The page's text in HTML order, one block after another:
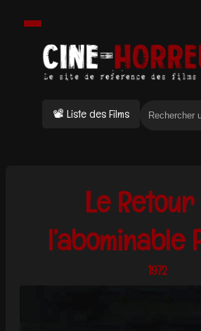
📽 Liste des Films
Le
l’abominable
1972